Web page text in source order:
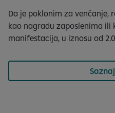
Da je poklonim za venčanje,
kao nagradu zaposlenima ili
manifestacija, u iznosu od